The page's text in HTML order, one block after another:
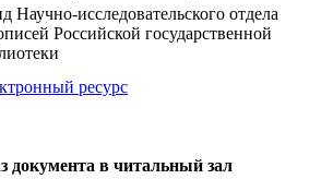
Научно-исследовательского отдела
Российской государственной
ресурс
документа в читальный зал